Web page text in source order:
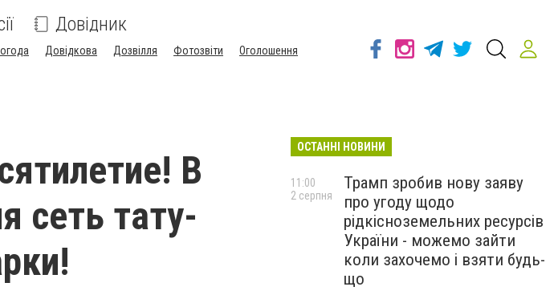
Довідник
Довідкова Дозвілля Фотозвіти
Оголошення
В
сеть тату-
ОСТАННІ НОВИНИ
Трамп зробив нову заяву
про угоду щодо
рідкісноземельних ресурсів
України - можемо зайти
коли захочемо і взяти будь-
що
11:00
2 серпня